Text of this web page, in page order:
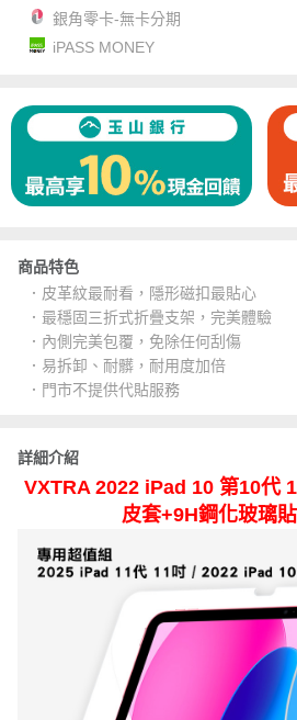
銀角零卡-無卡分期
iPASS MONEY
商品特色
．皮革紋最耐看，隱形磁扣最貼心
．最穩固三折式折疊支架，完美體驗
．內側完美包覆，免除任何刮傷
．易拆卸、耐髒，耐用度加倍
．門市不提供代貼服務
詳細介紹
VXTRA 2022 iPad 10 第10代
皮套+9H鋼化玻璃